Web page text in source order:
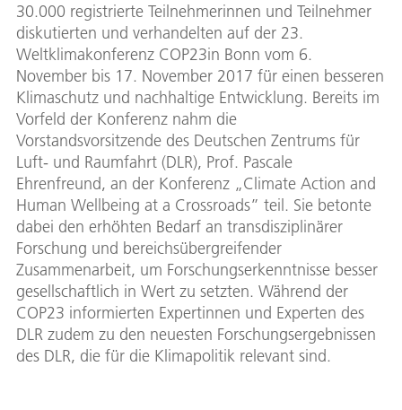
30.000 registrierte Teilnehmerinnen und Teilnehmer
diskutierten und verhandelten auf der 23.
Weltklimakonferenz COP23in Bonn vom 6.
November bis 17. November 2017 für einen besseren
Klimaschutz und nachhaltige Entwicklung. Bereits im
Vorfeld der Konferenz nahm die
Vorstandsvorsitzende des Deutschen Zentrums für
Luft- und Raumfahrt (DLR), Prof. Pascale
Ehrenfreund, an der Konferenz „Climate Action and
Human Wellbeing at a Crossroads” teil. Sie betonte
dabei den erhöhten Bedarf an transdisziplinärer
Forschung und bereichsübergreifender
Zusammenarbeit, um Forschungserkenntnisse besser
gesellschaftlich in Wert zu setzten. Während der
COP23 informierten Expertinnen und Experten des
DLR zudem zu den neuesten Forschungsergebnissen
des DLR, die für die Klimapolitik relevant sind.